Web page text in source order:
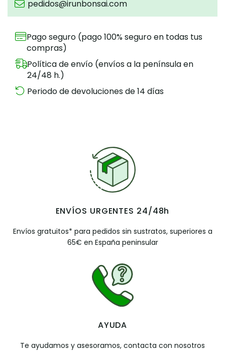
pedidos@irunbonsai.com
Pago seguro (pago 100% seguro en todas tus
compras)
Política de envío (envíos a la península en
24/48 h.)
Periodo de devoluciones de 14 días
ENVÍOS URGENTES 24/48h
Envíos gratuitos* para pedidos sin sustratos, superiores a
65€ en España peninsular
AYUDA
Te ayudamos y asesoramos, contacta con nosotros